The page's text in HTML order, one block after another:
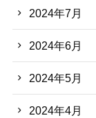
2024年7月
2024年6月
2024年5月
2024年4月